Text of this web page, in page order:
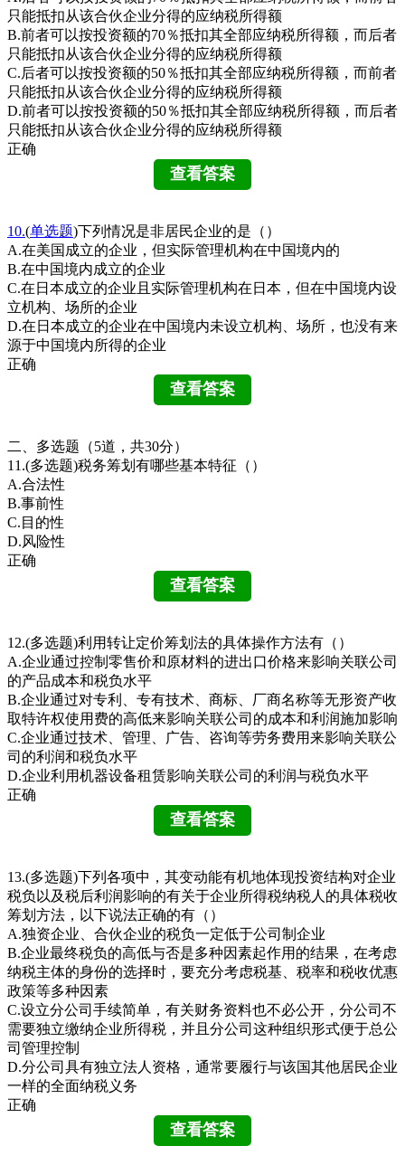
只能抵扣从该合伙企业分得的应纳税所得额
B.前者可以按投资额的70％抵扣其全部应纳税所得额，而后者
只能抵扣从该合伙企业分得的应纳税所得额
C.后者可以按投资额的50％抵扣其全部应纳税所得额，而前者
只能抵扣从该合伙企业分得的应纳税所得额
D.前者可以按投资额的50％抵扣其全部应纳税所得额，而后者
只能抵扣从该合伙企业分得的应纳税所得额
正确
10.(单选题)下列情况是非居民企业的是（）
A.在美国成立的企业，但实际管理机构在中国境内的
B.在中国境内成立的企业
C.在日本成立的企业且实际管理机构在日本，但在中国境内设
立机构、场所的企业
D.在日本成立的企业在中国境内未设立机构、场所，也没有来
源于中国境内所得的企业
正确
二、多选题（5道，共30分）
11.(多选题)税务筹划有哪些基本特征（）
A.合法性
B.事前性
C.目的性
D.风险性
正确
12.(多选题)利用转让定价筹划法的具体操作方法有（）
A.企业通过控制零售价和原材料的进出口价格来影响关联公司
的产品成本和税负水平
B.企业通过对专利、专有技术、商标、厂商名称等无形资产收
取特许权使用费的高低来影响关联公司的成本和利润施加影响
C.企业通过技术、管理、广告、咨询等劳务费用来影响关联公
司的利润和税负水平
D.企业利用机器设备租赁影响关联公司的利润与税负水平
正确
13.(多选题)下列各项中，其变动能有机地体现投资结构对企业
税负以及税后利润影响的有关于企业所得税纳税人的具体税收
筹划方法，以下说法正确的有（）
A.独资企业、合伙企业的税负一定低于公司制企业
B.企业最终税负的高低与否是多种因素起作用的结果，在考虑
纳税主体的身份的选择时，要充分考虑税基、税率和税收优惠
政策等多种因素
C.设立分公司手续简单，有关财务资料也不必公开，分公司不
需要独立缴纳企业所得税，并且分公司这种组织形式便于总公
司管理控制
D.分公司具有独立法人资格，通常要履行与该国其他居民企业
一样的全面纳税义务
正确